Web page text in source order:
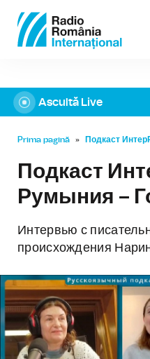
Ascultă Live
Prima pagină » Подкаст
Подкаст
Румыния –
Интервью с
происхождения